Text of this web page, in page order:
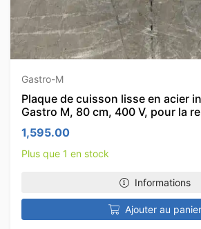
Gastro-M
Plaque de cuisson lisse en acier
Gastro M, 80 cm, 400 V, pour la
1,595.00
Plus que 1 en stock
Informations
Ajouter au panier